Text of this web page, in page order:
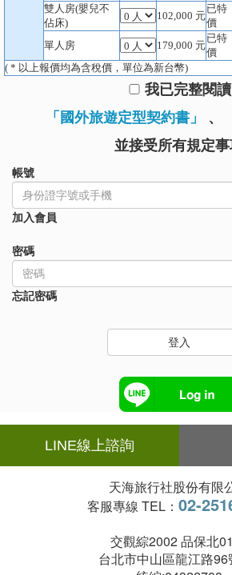
雙人房(嬰兒不
佔床)
102,000 元
已特
價
單人房 179,000 元
已特
價
( * 以上報價均為含稅價，單位為新台幣)
我已完整閱讀
「國外旅遊定型契約書」
、
並接受所有規定
帳號
加入會員
密碼
忘記密碼
登入
LINE線上諮詢
天海旅行社股份有限
客服專線 TEL： 02-
交觀綜2002 品保北
台北市中山區龍江路96